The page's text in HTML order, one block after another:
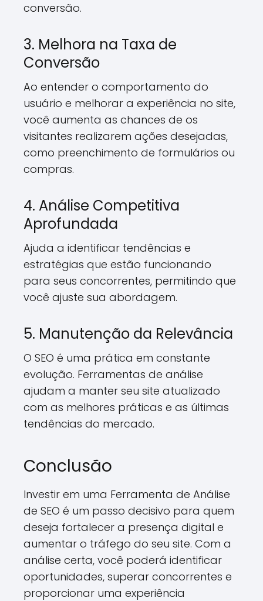
conversão.
3. Melhora na Taxa de
Conversão
Ao entender o comportamento do
usuário e melhorar a experiência no site,
você aumenta as chances de os
visitantes realizarem ações desejadas,
como preenchimento de formulários ou
compras.
4. Análise Competitiva
Aprofundada
Ajuda a identificar tendências e
estratégias que estão funcionando
para seus concorrentes, permitindo que
você ajuste sua abordagem.
5. Manutenção da Relevância
O SEO é uma prática em constante
evolução. Ferramentas de análise
ajudam a manter seu site atualizado
com as melhores práticas e as últimas
tendências do mercado.
Conclusão
Investir em uma Ferramenta de Análise
de SEO é um passo decisivo para quem
deseja fortalecer a presença digital e
aumentar o tráfego do seu site. Com a
análise certa, você poderá identificar
oportunidades, superar concorrentes e
proporcionar uma experiência